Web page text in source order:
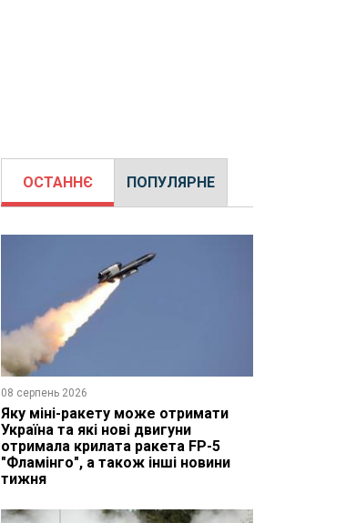
ОСТАННЄ ПОПУЛЯРНЕ
08 серпень 2026
Яку міні-ракету може отримати
Україна та які нові двигуни
отримала крилата ракета FP-5
"Фламінго", а також інші новини
тижня